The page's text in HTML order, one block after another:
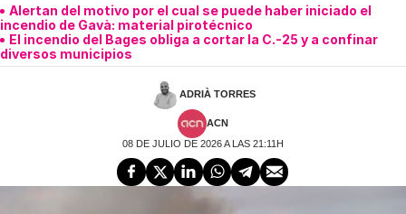
Alertan del motivo por el cual se puede haber iniciado el
incendio de Gavà: material pirotécnico
El incendio del Bages obliga a cortar la C.-25 y a confinar
diversos municipios
ADRIÀ TORRES
ACN
08 DE JULIO DE 2026 A LAS 21:11H